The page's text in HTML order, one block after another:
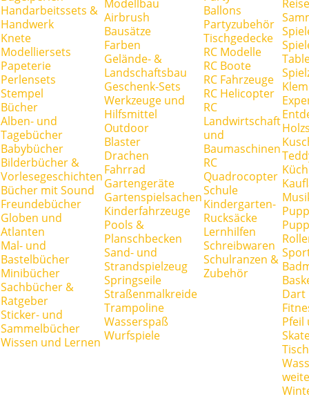
Handarbeitssets &
Handwerk
Knete
Modelliersets
Papeterie
Perlensets
Stempel
Bücher
Alben- und
Tagebücher
Babybücher
Bilderbücher &
Vorlesegeschichten
Bücher mit Sound
Freundebücher
Globen und
Atlanten
Mal- und
Bastelbücher
Minibücher
Sachbücher &
Ratgeber
Sticker- und
Sammelbücher
Wissen und Lernen
Modellbau
Airbrush
Bausätze
Farben
Gelände- &
Landschaftsbau
Geschenk-Sets
Werkzeuge und
Hilfsmittel
Outdoor
Blaster
Drachen
Fahrrad
Gartengeräte
Gartenspielsachen
Kinderfahrzeuge
Pools &
Planschbecken
Sand- und
Strandspielzeug
Springseile
Straßenmalkreide
Trampoline
Wasserspaß
Wurfspiele
Ballons
Partyzubehör
Tischgedecke
RC Modelle
RC Boote
RC Fahrzeuge
RC Helicopter
RC
Landwirtschaft
und
Baumaschinen
RC
Quadrocopter
Schule
Kindergarten-
Rucksäcke
Lernhilfen
Schreibwaren
Schulranzen &
Zubehör
Dart
Pfeil